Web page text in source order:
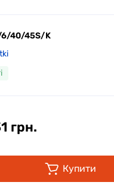
6/40/45S/K
грн.
Купити